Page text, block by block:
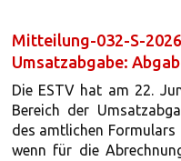
Mitteilung-032-S-
Umsatzabgabe:
Die ESTV hat am 22.
Bereich der
des amtlichen
wenn für die